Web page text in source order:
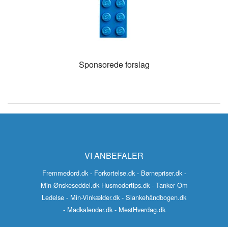
Sponsorede forslag
VI ANBEFALER
Fremmedord.dk - Forkortelse.dk - Børnepriser.dk -
Min-Ønskeseddel.dk Husmodertips.dk - Tanker Om
Ledelse - Min-Vinkælder.dk - Slankehåndbogen.dk
- Madkalender.dk - MestHverdag.dk